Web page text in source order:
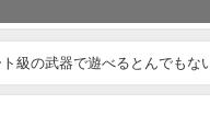
級の武器で遊べるとんでもな